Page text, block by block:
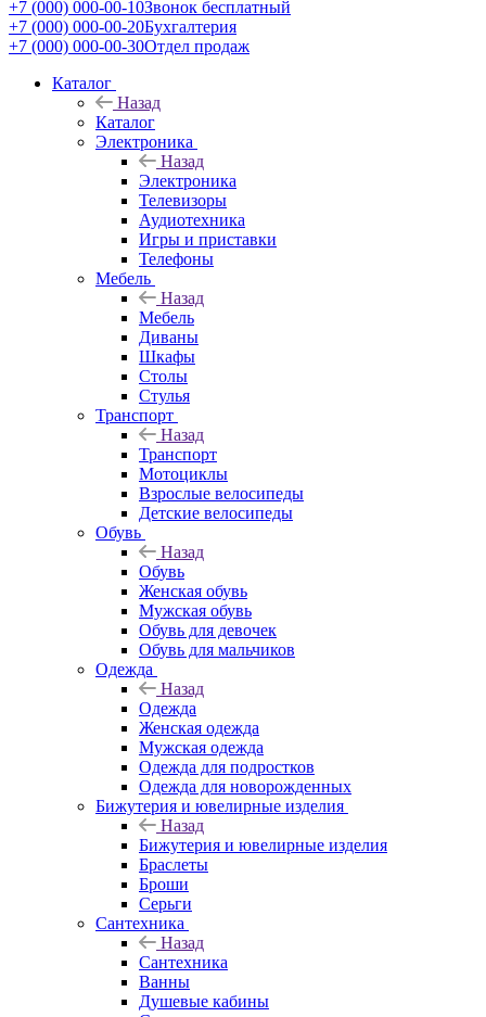
+7 (000) 000-00-10Звонок бесплатный
+7 (000) 000-00-20Бухгалтерия
+7 (000) 000-00-30Отдел продаж
Каталог
Назад
Каталог
Электроника
Назад
Электроника
Телевизоры
Аудиотехника
Игры и приставки
Телефоны
Мебель
Назад
Мебель
Диваны
Шкафы
Столы
Стулья
Транспорт
Назад
Транспорт
Мотоциклы
Взрослые велосипеды
Детские велосипеды
Обувь
Назад
Обувь
Женская обувь
Мужская обувь
Обувь для девочек
Обувь для мальчиков
Одежда
Назад
Одежда
Женская одежда
Мужская одежда
Одежда для подростков
Одежда для новорожденных
Бижутерия и ювелирные изделия
Назад
Бижутерия и ювелирные изделия
Браслеты
Броши
Серьги
Сантехника
Назад
Сантехника
Ванны
Душевые кабины